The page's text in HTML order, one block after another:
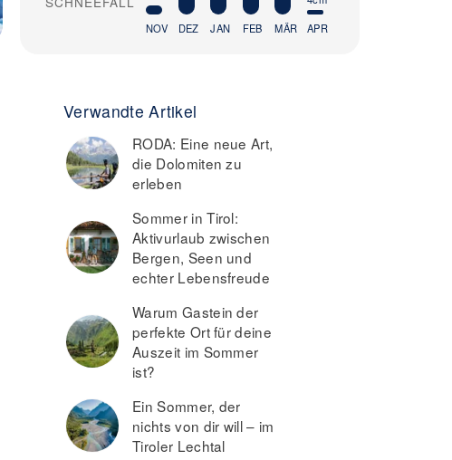
NOV DEZ JAN FEB MÄR
APR
Verwandte Artikel
RODA: Eine neue Art,
die Dolomiten zu
erleben
Sommer in Tirol:
Aktivurlaub zwischen
Bergen, Seen und
echter Lebensfreude
Warum Gastein der
perfekte Ort für deine
Auszeit im Sommer
ist?
Ein Sommer, der
nichts von dir will – im
Tiroler Lechtal